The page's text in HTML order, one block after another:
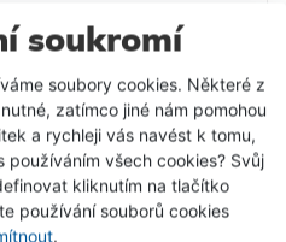
soukromí
soubory cookies. Některé z
zatímco jiné nám pomohou
a rychleji vás navést k tomu,
používáním všech cookies? Svůj
kliknutím na tlačítko
používání souborů cookies
.
m 60-120 g Akce 1+1
na základě velké
kteří chtěli dlouhý
pro lov kaprů na
osazen vysokojakostními
1 599 Kč